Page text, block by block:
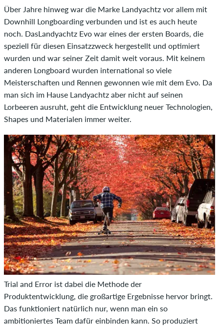
Über Jahre hinweg war die Marke Landyachtz vor allem mit
Downhill Longboarding verbunden und ist es auch heute
noch. DasLandyachtz Evo war eines der ersten Boards, die
speziell für diesen Einsatzzweck hergestellt und optimiert
wurden und war seiner Zeit damit weit voraus. Mit keinem
anderen Longboard wurden international so viele
Meisterschaften und Rennen gewonnen wie mit dem Evo. Da
man sich im Hause Landyachtz aber nicht auf seinen
Lorbeeren ausruht, geht die Entwicklung neuer Technologien,
Shapes und Materialen immer weiter.
Trial and Error ist dabei die Methode der
Produktentwicklung, die großartige Ergebnisse hervor bringt.
Das funktioniert natürlich nur, wenn man ein so
ambitioniertes Team dafür einbinden kann. So produziert